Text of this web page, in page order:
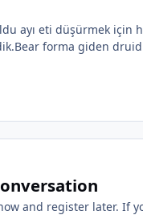
ayı eti düşürmek için
forma giden
and register later. If